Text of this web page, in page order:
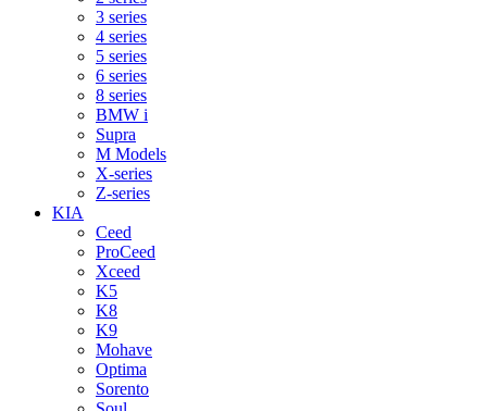
3 series
4 series
5 series
6 series
8 series
BMW i
Supra
M Models
X-series
Z-series
KIA
Ceed
ProCeed
Xceed
K5
K8
K9
Mohave
Optima
Sorento